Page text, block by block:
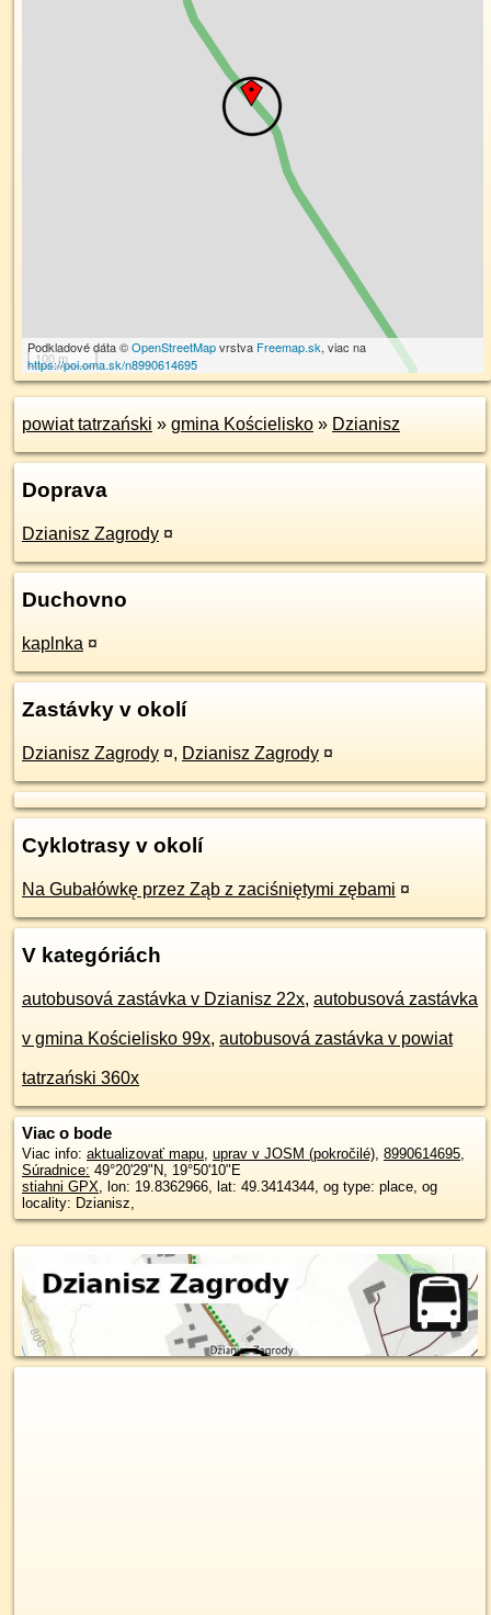
100 m
Podkladové dáta ©OpenStreetMapvrstva Freemap.sk, viac na
https://poi.oma.sk/n8990614695
powiat tatrzański » gmina Kościelisko » Dzianisz
Doprava
Dzianisz Zagrody ¤
Duchovno
kaplnka ¤
Zastávky v okolí
Dzianisz Zagrody ¤, Dzianisz Zagrody ¤
Cyklotrasy v okolí
Na Gubałówkę przez Ząb z zaciśniętymi zębami ¤
V kategóriách
autobusová zastávka v Dzianisz 22x, autobusová zastávka
v gmina Kościelisko 99x, autobusová zastávka v powiat
tatrzański 360x
Viac o bode
Viac info: aktualizovať mapu, uprav v JOSM (pokročilé), 8990614695,
Súradnice: 49°20'29"N, 19°50'10"E
stiahni GPX, lon: 19.8362966, lat: 49.3414344, og type: place, og
locality: Dzianisz,